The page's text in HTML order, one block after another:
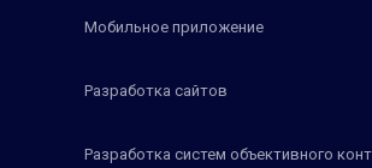
Мобильное приложение
Разработка сайтов
Разработка систем объективного